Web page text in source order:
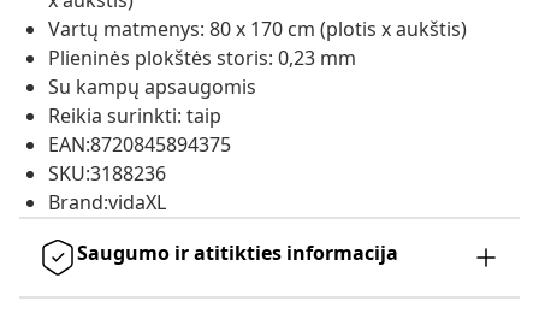
Vartų matmenys: 80 x 170 cm (plotis x aukštis)
Plieninės plokštės storis: 0,23 mm
Su kampų apsaugomis
Reikia surinkti: taip
EAN:8720845894375
SKU:3188236
Brand:vidaXL
Saugumo ir atitikties informacija